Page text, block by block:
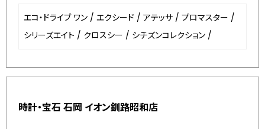
エコ・ドライブ ワン / エクシード / アテッサ / プロマスター /
シリーズエイト / クロスシー / シチズンコレクション /
時計・宝石 石岡 イオン釧路昭和店